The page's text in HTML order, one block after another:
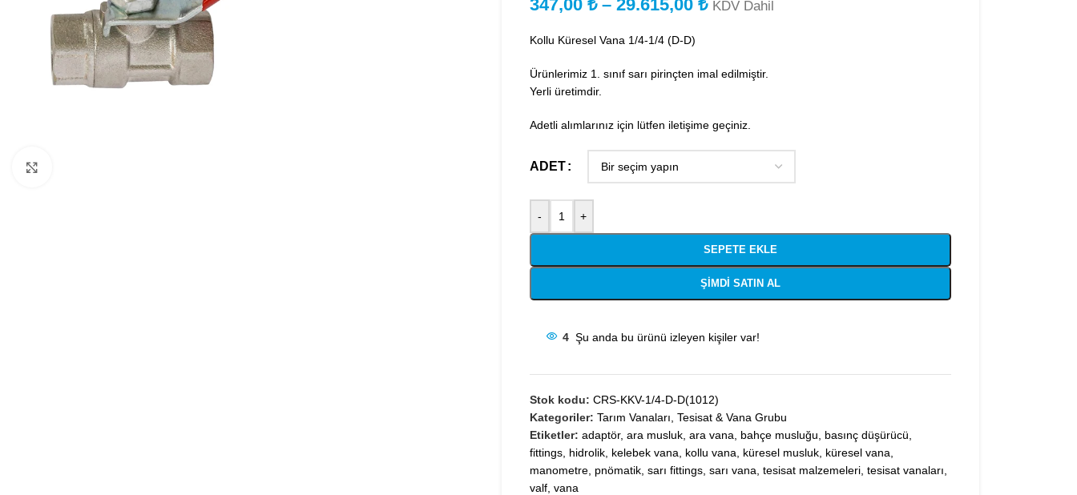
347,00 ₺ – 29.615,00 ₺ KDV Dahil
Kollu Küresel Vana 1/4-1/4 (D-D)
Ürünlerimiz 1. sınıf sarı pirinçten imal edilmiştir.
Yerli üretimdir.
Adetli alımlarınız için lütfen iletişime geçiniz.
ADET
- +
SEPETE EKLE
ŞIMDI SATIN AL
4 Şu anda bu ürünü izleyen kişiler var!
Stok kodu: CRS-KKV-1/4-D-D(1012)
Kategoriler: Tarım Vanaları Tesisat & Vana Grubu
Etiketler: adaptör, ara musluk, ara vana bahçe musluğu basınç düşürücü
fittings, hidrolik, kelebek vana kollu vana küresel musluk, küresel vana
manometre, pnömatik, sarı fittings, sarı vana tesisat malzemeleri, tesisat vanaları
valf, vana